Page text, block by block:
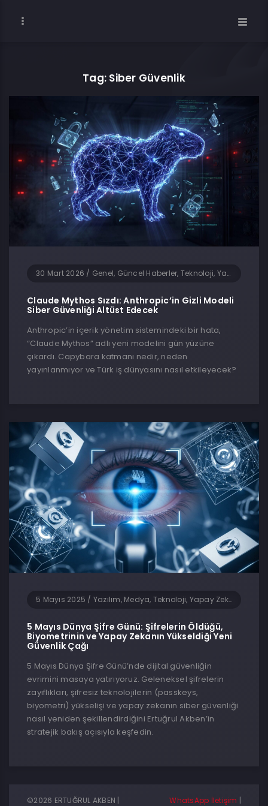
Tag: Siber Güvenlik
30 Mart 2026 / Genel, Güncel Haberler, Teknoloji, Yapay Zeka, Yazılım
Claude Mythos Sızdı: Anthropic’in Gizli Modeli
Siber Güvenliği Altüst Edecek
Anthropic’in içerik yönetim sistemindeki bir hata,
“Claude Mythos” adlı yeni modelini gün yüzüne
çıkardı. Capybara katmanı nedir, neden
yayınlanmıyor ve Türk iş dünyasını nasıl etkileyecek?
5 Mayıs 2025 / Yazılım, Medya, Teknoloji, Yapay Zeka
5 Mayıs Dünya Şifre Günü: Şifrelerin Öldüğü,
Biyometrinin ve Yapay Zekanın Yükseldiği Yeni
Güvenlik Çağı
5 Mayıs Dünya Şifre Günü’nde dijital güvenliğin
evrimini masaya yatırıyoruz. Geleneksel şifrelerin
zayıflıkları, şifresiz teknolojilerin (passkeys,
biyometri) yükselişi ve yapay zekanın siber güvenliği
nasıl yeniden şekillendirdiğini Ertuğrul Akben’in
stratejik bakış açısıyla keşfedin.
©2026 ERTUĞRUL AKBEN | WhatsApp İletişim |